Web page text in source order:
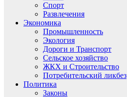
Спорт
Развлечения
Экономика
Промышленность
Экология
Дороги и Транспорт
Сельское хозяйство
ЖКХ и Строительство
Потребительский ликбез
Политика
Законы